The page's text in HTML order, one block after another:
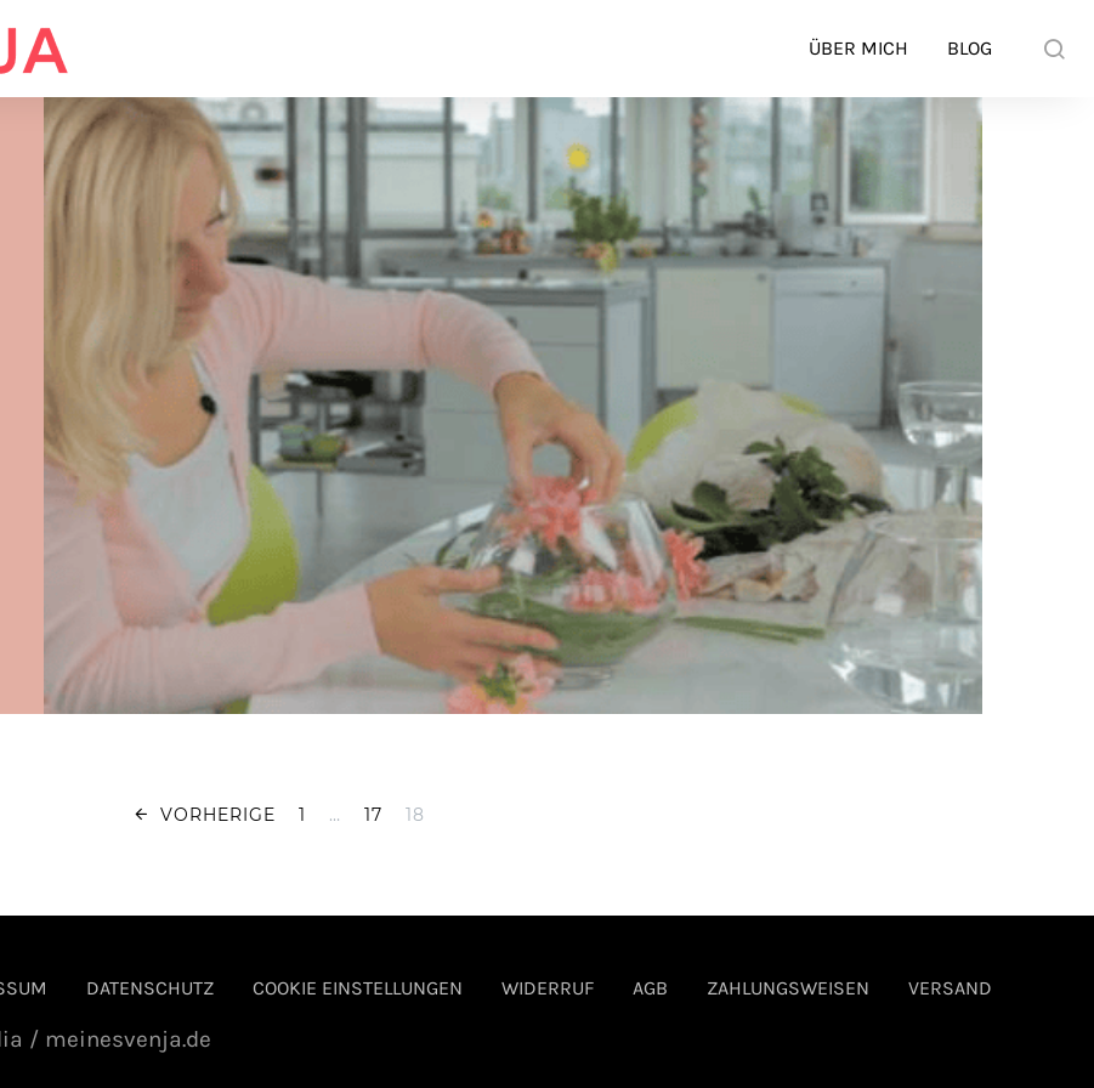
ÜBER MICH BLOG
Seitennummerierung der Beiträge
VORHERIGE 1 … 17 18
DATENSCHUTZ COOKIE EINSTELLUNGEN WIDERRUF AGB ZAHLUNGSWEISEN VERSAND
/ meinesvenja.de